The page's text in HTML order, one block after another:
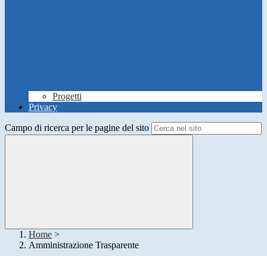
Progetti
Privacy
Campo di ricerca per le pagine del sito
Home >
Amministrazione Trasparente